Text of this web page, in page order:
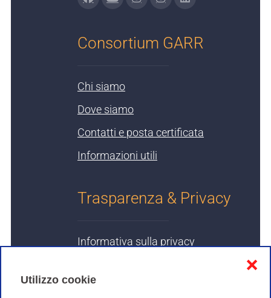
Utilizzo cookie
❌
Consortium GARR
Chi siamo
Dove siamo
Contatti e posta certificata
Informazioni utili
Trasparenza & Privacy
Informativa sulla privacy
Amministrazione trasparente